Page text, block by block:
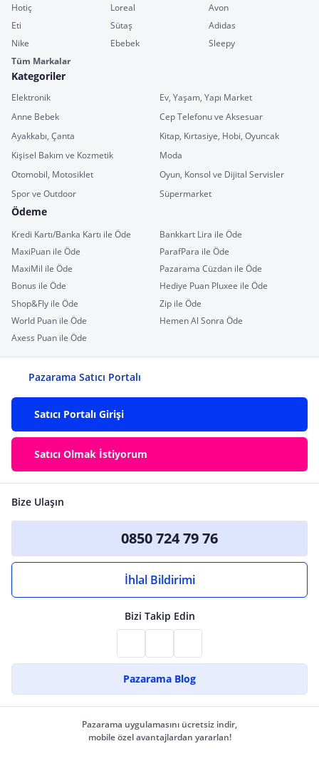
Hotiç
Loreal
Avon
Eti
Sütaş
Adidas
Nike
Ebebek
Sleepy
Tüm Markalar
Kategoriler
Elektronik
Ev, Yaşam, Yapı Market
Anne Bebek
Cep Telefonu ve Aksesuar
Ayakkabı, Çanta
Kitap, Kırtasiye, Hobi, Oyuncak
Kişisel Bakım ve Kozmetik
Moda
Otomobil, Motosiklet
Oyun, Konsol ve Dijital Servisler
Spor ve Outdoor
Süpermarket
Ödeme
Kredi Kartı/Banka Kartı ile Öde
Bankkart Lira ile Öde
MaxiPuan ile Öde
ParafPara ile Öde
MaxiMil ile Öde
Pazarama Cüzdan ile Öde
Bonus ile Öde
Hediye Puan Pluxee ile Öde
Shop&Fly ile Öde
Zip ile Öde
World Puan ile Öde
Hemen Al Sonra Öde
Axess Puan ile Öde
Pazarama Satıcı Portalı
Satıcı Portalı Girişi
Satıcı Olmak İstiyorum
Bize Ulaşın
0850 724 79 76
İhlal Bildirimi
Bizi Takip Edin
Pazarama Blog
Pazarama uygulamasını ücretsiz indir,
mobile özel avantajlardan yararlan!